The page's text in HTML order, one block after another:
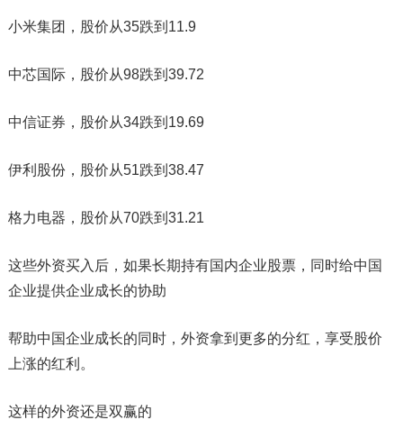
小米集团，股价从35跌到11.9
中芯国际，股价从98跌到39.72
中信证券，股价从34跌到19.69
伊利股份，股价从51跌到38.47
格力电器，股价从70跌到31.21
这些外资买入后，如果长期持有国内企业股票，同时给中国
企业提供企业成长的协助
帮助中国企业成长的同时，外资拿到更多的分红，享受股价
上涨的红利。
这样的外资还是双赢的